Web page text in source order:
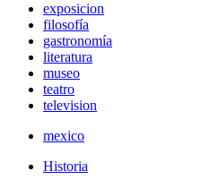
exposicion
filosofía
gastronomía
literatura
museo
teatro
television
mexico
Historia